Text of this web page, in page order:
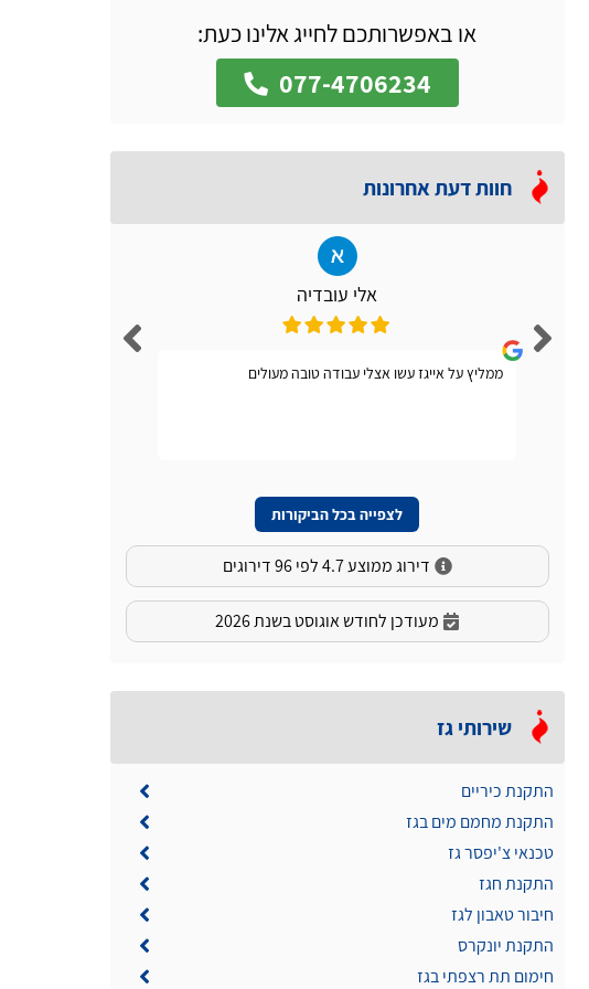
או באפשרותכם לחייג אלינו כעת:
077-4706234
חוות דעת אחרונות
אלי עובדיה
ממליץ על אייגז עשו אצלי עבודה טובה מעולים
לצפייה בכל הביקורות
דירוג ממוצע 4.7 לפי 96 דירוגים
מעודכן לחודש אוגוסט בשנת 2026
שירותי גז
התקנת כיריים
התקנת מחמם מים בגז
טכנאי צ'יפסר גז
התקנת חגז
חיבור טאבון לגז
התקנת יונקרס
חימום תת רצפתי בגז